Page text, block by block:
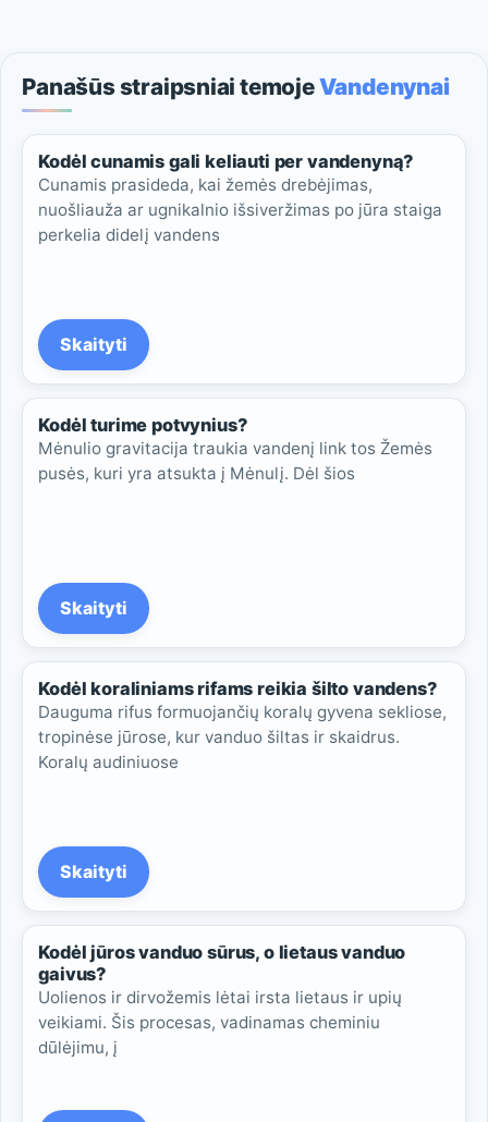
Panašūs straipsniai temojeVandenynai
Kodėl cunamis gali keliauti per vandenyną?
Cunamis prasideda, kai žemės drebėjimas,
nuošliauža ar ugnikalnio išsiveržimas po jūra staiga
perkelia didelį vandens
Skaityti
Kodėl turime potvynius?
Mėnulio gravitacija traukia vandenį link tos Žemės
pusės, kuri yra atsukta į Mėnulį. Dėl šios
Skaityti
Kodėl koraliniams rifams reikia šilto vandens?
Dauguma rifus formuojančių koralų gyvena sekliose,
tropinėse jūrose, kur vanduo šiltas ir skaidrus.
Koralų audiniuose
Skaityti
Kodėl jūros vanduo sūrus, o lietaus vanduo
gaivus?
Uolienos ir dirvožemis lėtai irsta lietaus ir upių
veikiami. Šis procesas, vadinamas cheminiu
dūlėjimu, į